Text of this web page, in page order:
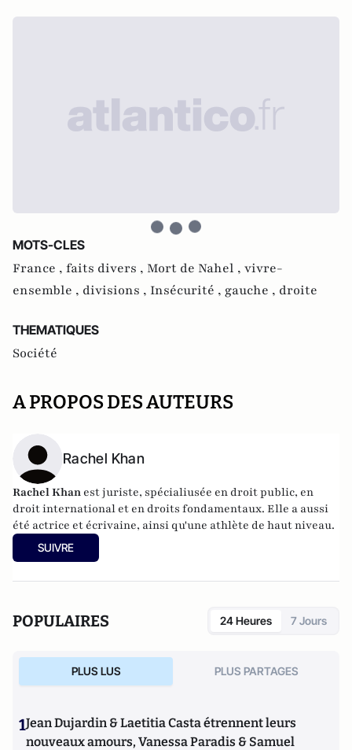
MOTS-CLES
France , faits divers , Mort de Nahel , vivre-
ensemble , divisions , Insécurité , gauche , droite
THEMATIQUES
Société
A PROPOS DES AUTEURS
Rachel Khan
Rachel Khan est juriste, spécialiusée en droit public, en
droit international et en droits fondamentaux. Elle a aussi
été actrice et écrivaine, ainsi qu'une athlète de haut niveau.
SUIVRE
POPULAIRES 24 Heures 7 Jours
PLUS LUS PLUS PARTAGES
1Jean Dujardin & Laetitia Casta étrennent leurs
nouveaux amours, Vanessa Paradis & Samuel